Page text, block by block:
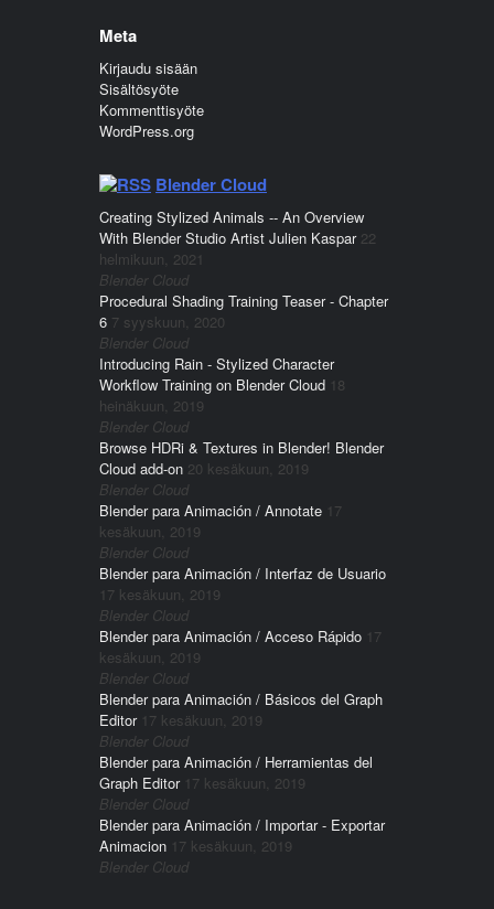
Meta
Kirjaudu sisään
Sisältösyöte
Kommenttisyöte
WordPress.org
Blender Cloud
Creating Stylized Animals -- An Overview
With Blender Studio Artist Julien Kaspar 22
helmikuun, 2021
Blender Cloud
Procedural Shading Training Teaser - Chapter
6 7 syyskuun, 2020
Blender Cloud
Introducing Rain - Stylized Character
Workflow Training on Blender Cloud 18
heinäkuun, 2019
Blender Cloud
Browse HDRi & Textures in Blender! Blender
Cloud add-on 20 kesäkuun, 2019
Blender Cloud
Blender para Animación / Annotate 17
kesäkuun, 2019
Blender Cloud
Blender para Animación / Interfaz de Usuario
17 kesäkuun, 2019
Blender Cloud
Blender para Animación / Acceso Rápido 17
kesäkuun, 2019
Blender Cloud
Blender para Animación / Básicos del Graph
Editor 17 kesäkuun, 2019
Blender Cloud
Blender para Animación / Herramientas del
Graph Editor 17 kesäkuun, 2019
Blender Cloud
Blender para Animación / Importar - Exportar
Animacion 17 kesäkuun, 2019
Blender Cloud